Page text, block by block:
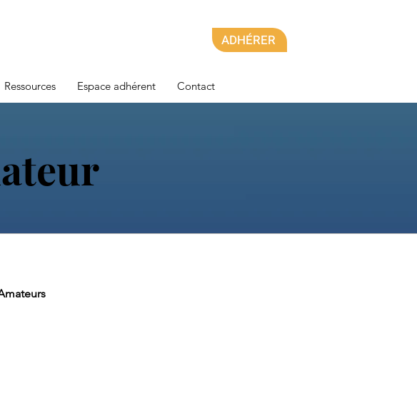
ADHÉRER
Ressources Espace adhérent Contact